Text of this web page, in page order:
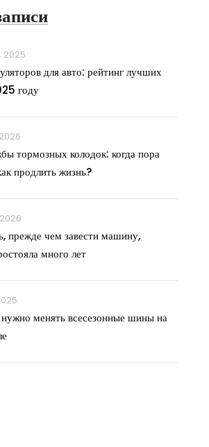
2025
для авто: рейтинг лучших
году
тормозных колодок: когда пора
продлить жизнь?
прежде чем завести машину,
много лет
менять всесезонные шины на